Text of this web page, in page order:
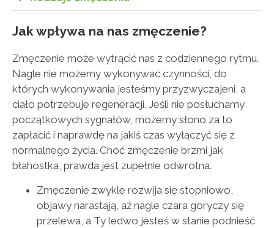
Jak wpływa na nas zmęczenie?
Zmęczenie może wytrącić nas z codziennego rytmu.
Nagle nie możemy wykonywać czynności, do
których wykonywania jesteśmy przyzwyczajeni, a
ciało potrzebuje regeneracji. Jeśli nie posłuchamy
początkowych sygnałów, możemy słono za to
zapłacić i naprawdę na jakiś czas wyłączyć się z
normalnego życia. Choć zmęczenie brzmi jak
błahostka, prawda jest zupełnie odwrotna.
Zmęczenie zwykle rozwija się stopniowo,
objawy narastają, aż nagle czara goryczy się
przelewa, a Ty ledwo jesteś w stanie podnieść